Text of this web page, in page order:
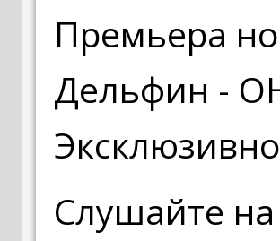
Премьера
Дельфин -
Слушайте